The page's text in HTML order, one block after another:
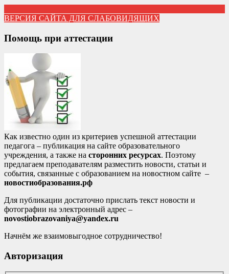
ВЕРСИЯ САЙТА ДЛЯ СЛАБОВИДЯЩИХ
Помощь при аттестации
Как известно один из критериев успешной аттестации
педагога – публикация на сайте образовательного
учреждения, а также на сторонних ресурсах. Поэтому
предлагаем преподавателям разместить новости, статьи и
события, связанные с образованием на новостном сайте –
новостиобразования.рф
Для публикации достаточно прислать текст новости и
фотографии на электронный адрес –
novostiobrazovaniya@yandex.ru
Начнём же взаимовыгодное сотрудничество!
Авторизация